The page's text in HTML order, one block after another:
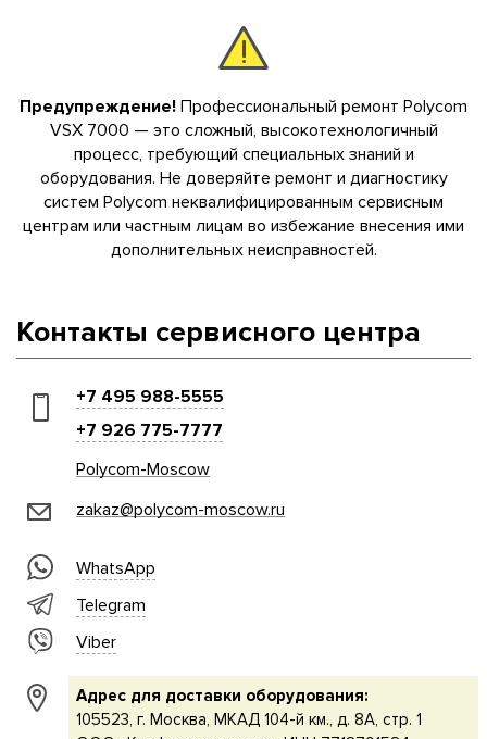
Предупреждение! Профессиональный ремонт Polycom
VSX 7000 — это сложный, высокотехнологичный
процесс, требующий специальных знаний и
оборудования. Не доверяйте ремонт и диагностику
систем Polycom неквалифицированным сервисным
центрам или частным лицам во избежание внесения ими
дополнительных неисправностей.
Контакты сервисного центра
+7 495 988-5555
+7 926 775-7777
Polycom-Moscow
zakaz@polycom-moscow.ru
WhatsApp
Telegram
Viber
Адрес для доставки оборудования:
105523, г. Москва, МКАД 104-й км., д. 8А, стр. 1